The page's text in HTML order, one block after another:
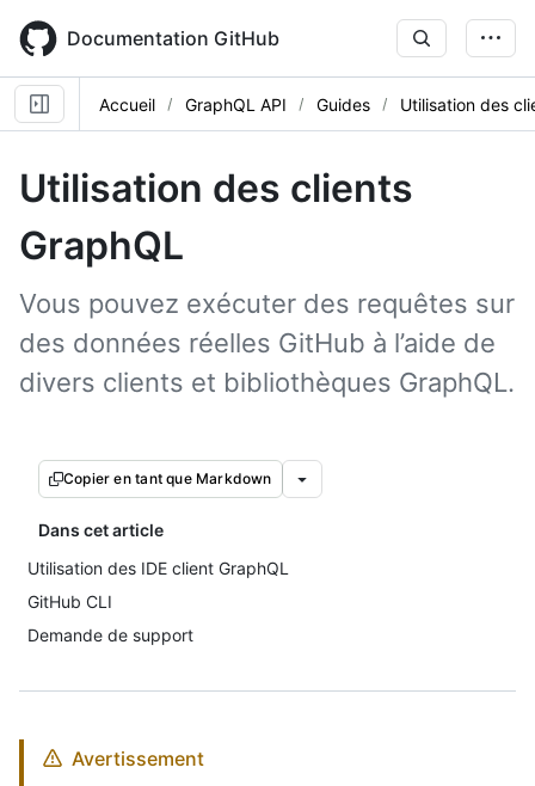
main
content
Documentation GitHub
Accueil GraphQL API Guides Utilisation des
Utilisation des clients
GraphQL
Vous pouvez exécuter des requêtes sur
des données réelles GitHub à l’aide de
divers clients et bibliothèques GraphQL.
Copier en tant que Markdown
Dans cet article
Utilisation des IDE client GraphQL
GitHub CLI
Demande de support
Avertissement